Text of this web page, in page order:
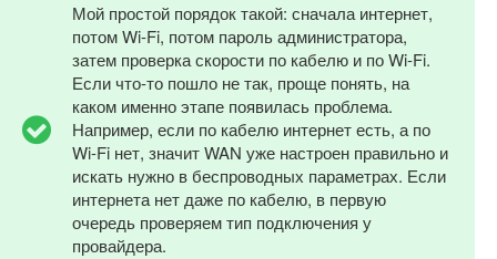
Мой простой порядок такой: сначала интернет,
потом Wi-Fi, потом пароль администратора,
затем проверка скорости по кабелю и по Wi-Fi.
Если что-то пошло не так, проще понять, на
каком именно этапе появилась проблема.
Например, если по кабелю интернет есть, а по
Wi-Fi нет, значит WAN уже настроен правильно и
искать нужно в беспроводных параметрах. Если
интернета нет даже по кабелю, в первую
очередь проверяем тип подключения у
провайдера.